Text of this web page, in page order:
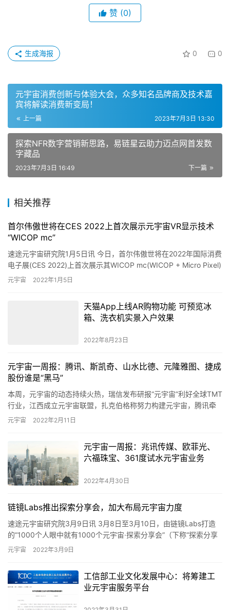
赞 (0)
0 0
生成海报
元宇宙消费创新与体验大会，众多知名品牌商及技术嘉
宾将解读消费新变局！
上一篇 2023年7月3日 13:30
探索NFR数字营销新思路，易链星云助力迈点网首发数
字藏品
下一篇
2023年7月3日 16:49
相关推荐
首尔伟傲世将在CES 2022上首次展示元宇宙VR显示技术
“WICOP mc”
速途元宇宙研究院1月5日讯 今日，首尔伟傲世将在2022年国际消费
电子展(CES 2022)上首次展示其WICOP mc(WICOP + Micro Pixel)
系列产品，该系列产…
元宇宙 2022年1月5日
天猫App上线AR购物功能 可预览冰
箱、洗衣机实景入户效果
2022年8月23日
元宇宙一周报：腾讯、斯凯奇、山水比德、元隆雅图、捷成
股份谁是“黑马”
本周，元宇宙的动态持续火热，瑞信发布研报“元宇宙”利好全球TMT
行业，江西成立元宇宙联盟，扎克伯格称努力构建元宇宙，腾讯牵
头立项首个区块链数字藏品国际标准，中国移动、斯凯奇、山水比…
元宇宙 2022年2月11日
元宇宙一周报：兆讯传媒、欧菲光、
六福珠宝、361度试水元宇宙业务
2022年4月30日
链镜Labs推出探索分享会，加大布局元宇宙力度
速途元宇宙研究院3月9日讯 3月8日至3月10日，由链镜Labs打造
的“1000个人眼中就有1000个元宇宙·探索分享会”（下称“探索分享
会”）推出“虚拟宇宙”专场直播，旨在从“元…
元宇宙 2022年3月9日
工信部工业文化发展中心：将筹建工
业元宇宙服务平台